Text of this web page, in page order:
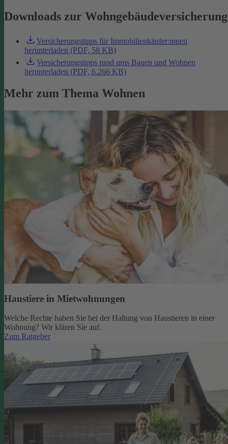
Downloads zur Wohngebäudeversicherung
Versicherungstipps für Immobilienkäufer:innen
herunterladen (PDF, 58 KB)
Versicherungstipps rund ums Bauen und Wohnen
herunterladen (PDF, 6.266 KB)
Mehr zum Thema Wohnen
Haustiere in Mietwohnungen
Welche Rechte haben Sie bei der Haltung von Haustieren in einer
Wohnung? Wir klären Sie auf.
Zum Ratgeber